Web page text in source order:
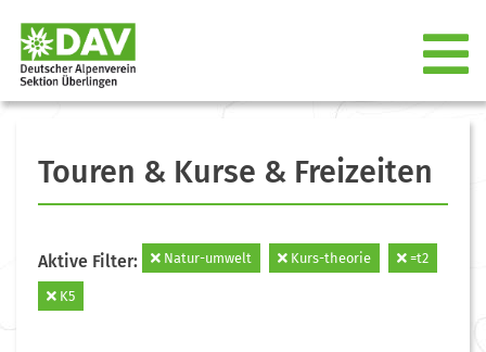
Touren & Kurse & Freizeiten
Aktive Filter: Natur-umwelt Kurs-theorie =t2
K5